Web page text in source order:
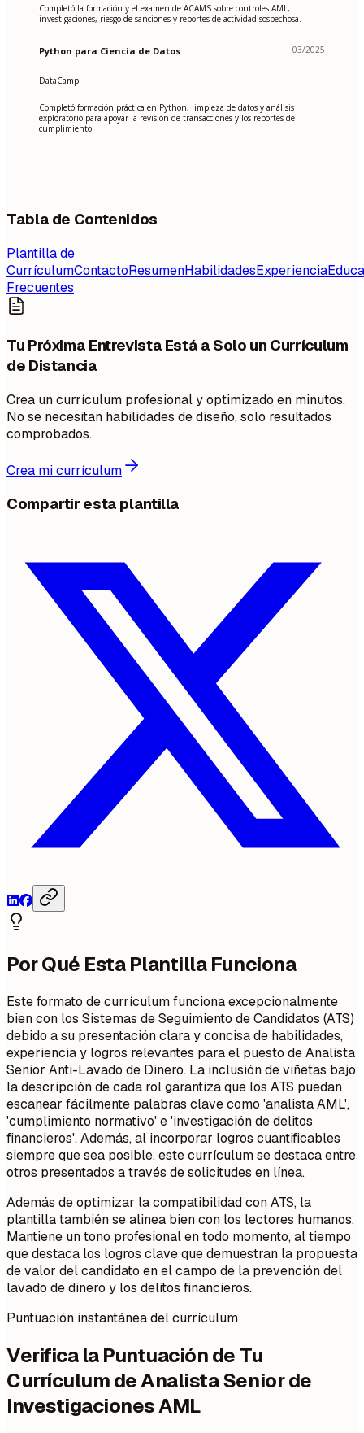
Completó la formación y el examen de ACAMS sobre controles AML,
investigaciones, riesgo de sanciones y reportes de actividad sospechosa.
Python para Ciencia de Datos 03/2025
DataCamp
Completó formación práctica en Python, limpieza de datos y análisis
exploratorio para apoyar la revisión de transacciones y los reportes de
cumplimiento.
Tabla de Contenidos
Plantilla de
CurrículumContactoResumenHabilidadesExperiencia
Frecuentes
Tu Próxima Entrevista Está a Solo un Currículum
de Distancia
Crea un currículum profesional y optimizado en minutos.
No se necesitan habilidades de diseño, solo resultados
comprobados.
Crea mi currículum
Compartir esta plantilla
Por Qué Esta Plantilla Funciona
Este formato de currículum funciona excepcionalmente
bien con los Sistemas de Seguimiento de Candidatos (ATS)
debido a su presentación clara y concisa de habilidades,
experiencia y logros relevantes para el puesto de Analista
Senior Anti-Lavado de Dinero. La inclusión de viñetas bajo
la descripción de cada rol garantiza que los ATS puedan
escanear fácilmente palabras clave como 'analista AML',
'cumplimiento normativo' e 'investigación de delitos
financieros'. Además, al incorporar logros cuantificables
siempre que sea posible, este currículum se destaca entre
otros presentados a través de solicitudes en línea.
Además de optimizar la compatibilidad con ATS, la
plantilla también se alinea bien con los lectores humanos.
Mantiene un tono profesional en todo momento, al tiempo
que destaca los logros clave que demuestran la propuesta
de valor del candidato en el campo de la prevención del
lavado de dinero y los delitos financieros.
Puntuación instantánea del currículum
Verifica la Puntuación de Tu
Currículum de Analista Senior de
Investigaciones AML